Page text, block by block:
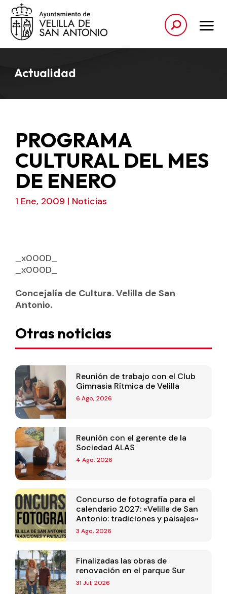
Actualidad
PROGRAMA
CULTURAL DEL MES
DE ENERO
1 Ene, 2009 | Noticias
_x000D_
_x000D_
Concejalía de Cultura. Velilla de San
Antonio.
Otras noticias
Reunión de trabajo con el Club
Gimnasia Rítmica de Velilla
6 Ago, 2026
Reunión con el gerente de la
Sociedad ALAS
4 Ago, 2026
Concurso de fotografía para el
calendario 2027: «Velilla de San
Antonio: tradiciones y paisajes»
3 Ago, 2026
Finalizadas las obras de
renovación en el parque Sur
31 Jul, 2026